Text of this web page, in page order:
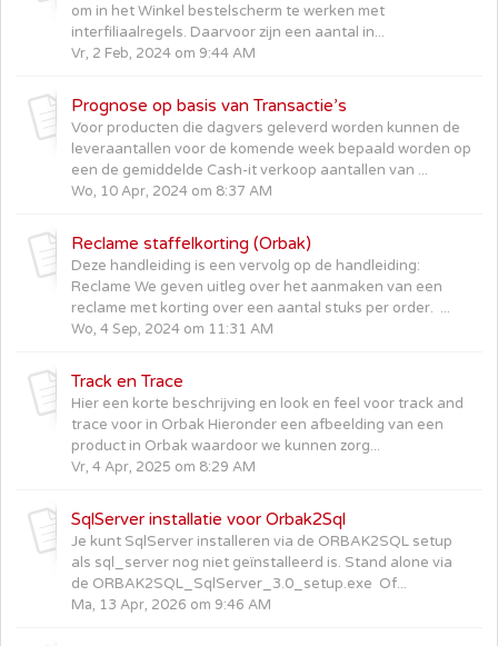
om in het Winkel bestelscherm te werken met
interfiliaalregels. Daarvoor zijn een aantal in...
Vr, 2 Feb, 2024 om 9:44 AM
Prognose op basis van Transactie’s
Voor producten die dagvers geleverd worden kunnen de
leveraantallen voor de komende week bepaald worden op
een de gemiddelde Cash-it verkoop aantallen van ...
Wo, 10 Apr, 2024 om 8:37 AM
Reclame staffelkorting (Orbak)
Deze handleiding is een vervolg op de handleiding:
Reclame We geven uitleg over het aanmaken van een
reclame met korting over een aantal stuks per order. ...
Wo, 4 Sep, 2024 om 11:31 AM
Track en Trace
Hier een korte beschrijving en look en feel voor track and
trace voor in Orbak Hieronder een afbeelding van een
product in Orbak waardoor we kunnen zorg...
Vr, 4 Apr, 2025 om 8:29 AM
SqlServer installatie voor Orbak2Sql
Je kunt SqlServer installeren via de ORBAK2SQL setup
als sql_server nog niet geïnstalleerd is. Stand alone via
de ORBAK2SQL_SqlServer_3.0_setup.exe Of...
Ma, 13 Apr, 2026 om 9:46 AM